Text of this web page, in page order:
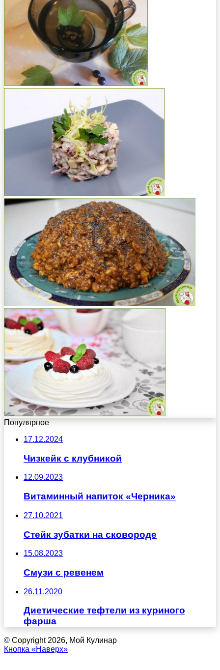
Популярное
17.12.2024
Чизкейк с клубникой
12.09.2023
Витаминный напиток «Черника»
27.10.2021
Стейк зубатки на сковороде
15.08.2023
Смузи с ревенем
26.11.2020
Диетические тефтели из куриного
фарша
© Copyright 2026, Мой Кулинар
Кнопка «Наверх»